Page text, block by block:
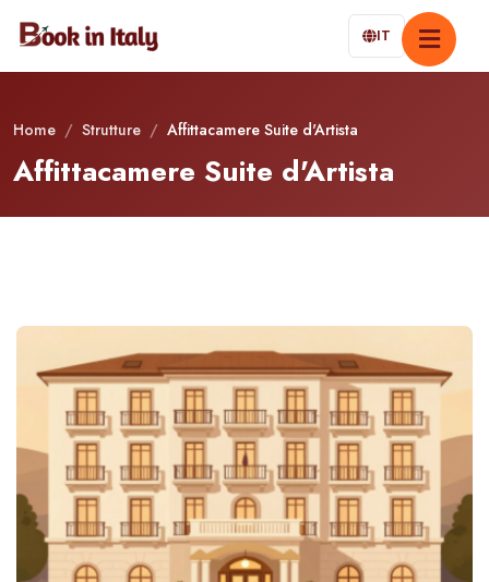
IT
Home / Strutture / Affittacamere Suite d'Artista
Affittacamere Suite d'Artista